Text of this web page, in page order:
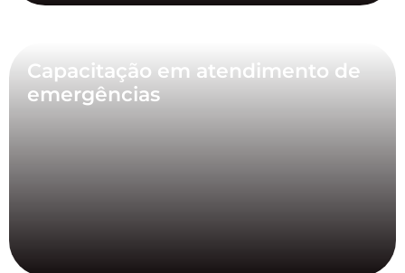
Capacitação em atendimento de
emergências